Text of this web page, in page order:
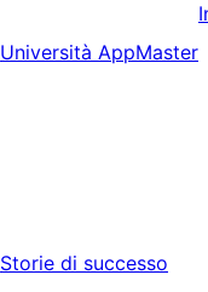
Università AppMaster
Storie di successo